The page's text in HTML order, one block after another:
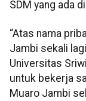
SDM yang ada
“Atas nama
Jambi sekali
Universitas
untuk bekerja
Muaro Jambi